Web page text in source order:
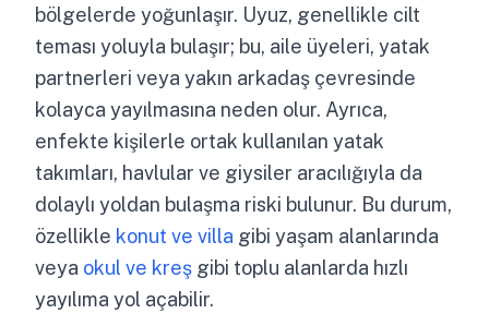
bölgelerde yoğunlaşır. Uyuz, genellikle cilt
teması yoluyla bulaşır; bu, aile üyeleri, yatak
partnerleri veya yakın arkadaş çevresinde
kolayca yayılmasına neden olur. Ayrıca,
enfekte kişilerle ortak kullanılan yatak
takımları, havlular ve giysiler aracılığıyla da
dolaylı yoldan bulaşma riski bulunur. Bu durum,
özellikle konut ve villa gibi yaşam alanlarında
veya okul ve kreş gibi toplu alanlarda hızlı
yayılıma yol açabilir.